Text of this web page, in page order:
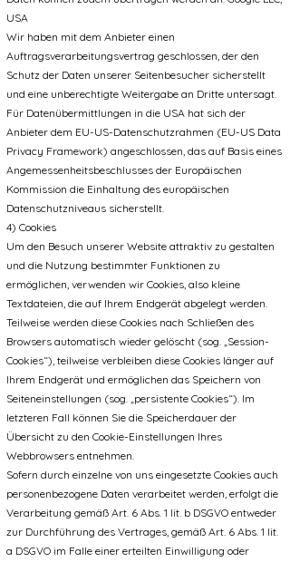
USA
Wir haben mit dem Anbieter einen
Auftragsverarbeitungsvertrag geschlossen, der den
Schutz der Daten unserer Seitenbesucher sicherstellt
und eine unberechtigte Weitergabe an Dritte untersagt.
Für Datenübermittlungen in die USA hat sich der
Anbieter dem EU-US-Datenschutzrahmen (EU-US Data
Privacy Framework) angeschlossen, das auf Basis eines
Angemessenheitsbeschlusses der Europäischen
Kommission die Einhaltung des europäischen
Datenschutzniveaus sicherstellt.
4) Cookies
Um den Besuch unserer Website attraktiv zu gestalten
und die Nutzung bestimmter Funktionen zu
ermöglichen, verwenden wir Cookies, also kleine
Textdateien, die auf Ihrem Endgerät abgelegt werden.
Teilweise werden diese Cookies nach Schließen des
Browsers automatisch wieder gelöscht (sog. „Session-
Cookies“), teilweise verbleiben diese Cookies länger auf
Ihrem Endgerät und ermöglichen das Speichern von
Seiteneinstellungen (sog. „persistente Cookies“). Im
letzteren Fall können Sie die Speicherdauer der
Übersicht zu den Cookie-Einstellungen Ihres
Webbrowsers entnehmen.
Sofern durch einzelne von uns eingesetzte Cookies auch
personenbezogene Daten verarbeitet werden, erfolgt die
Verarbeitung gemäß Art. 6 Abs. 1 lit. b DSGVO entweder
zur Durchführung des Vertrages, gemäß Art. 6 Abs. 1 lit.
a DSGVO im Falle einer erteilten Einwilligung oder